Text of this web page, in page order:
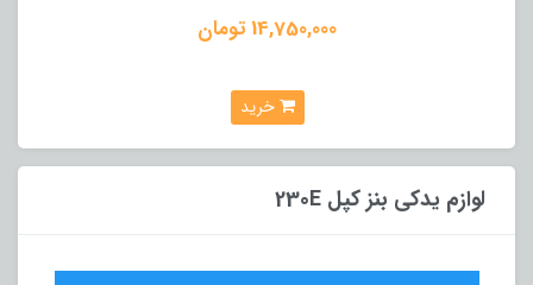
14,750,000 تومان
خرید
لوازم یدکی بنز کپل 230E